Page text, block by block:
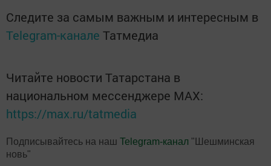
Следите за самым важным и интересным в
Telegram-канале Татмедиа
Читайте новости Татарстана в
национальном мессенджере MАХ:
https://max.ru/tatmedia
Подписывайтесь на наш Telegram-канал "Шешминская
новь"